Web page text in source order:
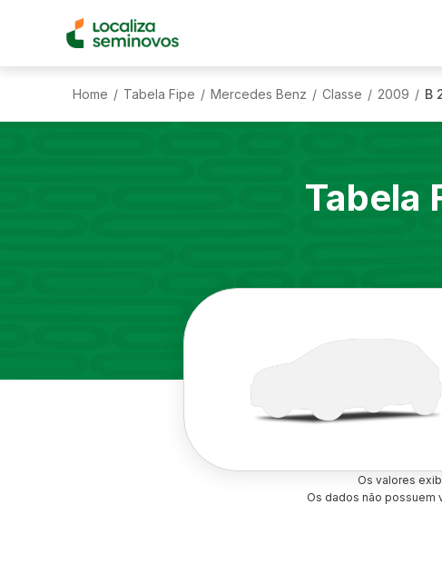
Home / Tabela Fipe / Mercedes Benz / Classe / 2009 / B
Tabela
Os valores
Os dados não possuem